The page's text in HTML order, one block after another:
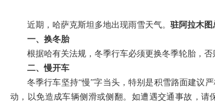
近期，哈萨克斯坦多地出现雨雪天气。 驻阿拉木图
一、换冬胎
根据哈有关法规，冬季行车必须更换冬季轮胎，
二、慢开车
冬季行车坚持“慢”字当头，特别是积雪路面建议
动，以免造成车辆侧滑或侧翻。如遭遇交通事故，